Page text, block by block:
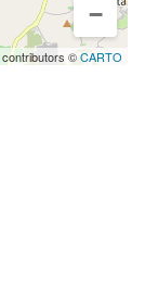
−
contributors ©CARTO